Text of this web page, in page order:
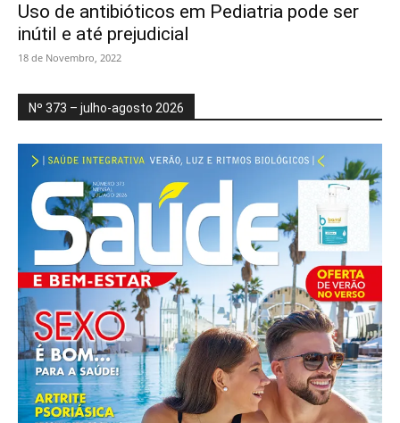
Uso de antibióticos em Pediatria pode ser
inútil e até prejudicial
18 de Novembro, 2022
Nº 373 – julho-agosto 2026